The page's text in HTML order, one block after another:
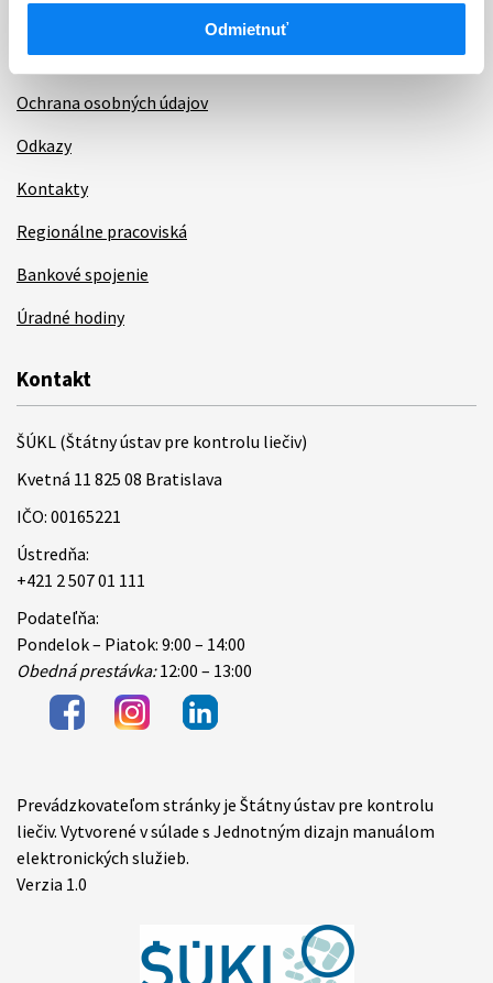
Odmietnuť
Poskytovanie informácií
Ochrana osobných údajov
Odkazy
Kontakty
Regionálne pracoviská
Bankové spojenie
Úradné hodiny
Kontakt
ŠÚKL (Štátny ústav pre kontrolu liečiv)
Kvetná 11 825 08 Bratislava
IČO: 00165221
Ústredňa:
+421 2 507 01 111
Podateľňa:
Pondelok – Piatok: 9:00 – 14:00
Obedná prestávka:12:00 – 13:00
Items
Prevádzkovateľom stránky je Štátny ústav pre kontrolu
liečiv. Vytvorené v súlade s Jednotným dizajn manuálom
elektronických služieb.
Verzia 1.0